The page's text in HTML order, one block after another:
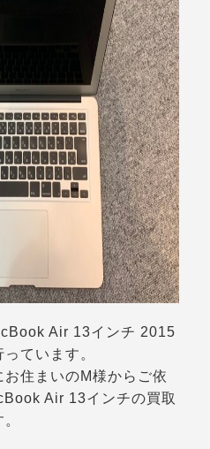
Air 13インチ 2015
ています。
住まいのM様からご依
Air 13インチの買取